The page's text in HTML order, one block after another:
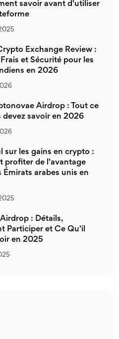
savoir avant d'utiliser
Exchange Review :
et Sécurité pour les
en 2026
Airdrop : Tout ce
devez savoir en 2026
sur les gains en crypto :
profiter de l'avantage
Émirats arabes unis en
: Détails,
Participer et Ce Qu'il
en 2025